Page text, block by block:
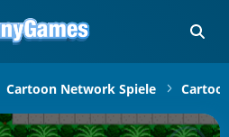
Cartoon Network Spiele